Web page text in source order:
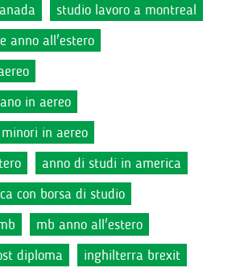
studio lavoro a montreal
anno all'estero
in aereo
in aereo
anno di studi in america
con borsa di studio
mb anno all'estero
diploma
inghilterra brexit